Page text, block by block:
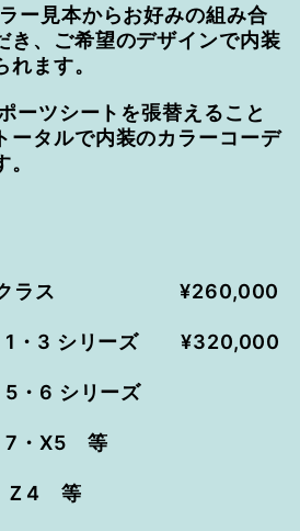
ー見本からお好みの組み合
き、ご希望のデザインで内装
ます。
ーツシートを張替えること
ータルで内装のカラーコーデ
クラス ¥260,000
1・3 シリーズ ¥320,000
5・6 シリーズ
7・X5 等
Ｚ4 等